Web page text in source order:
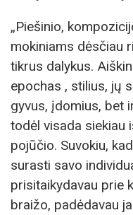
„Piešinio,
mokiniams dėsčiau
tikrus dalykus.
epochas , stilius, jų
gyvus, įdomius, bet
todėl visada siekiau
pojūčio. Suvokiu,
surasti savo
prisitaikydavau prie
braižo, padėdavau